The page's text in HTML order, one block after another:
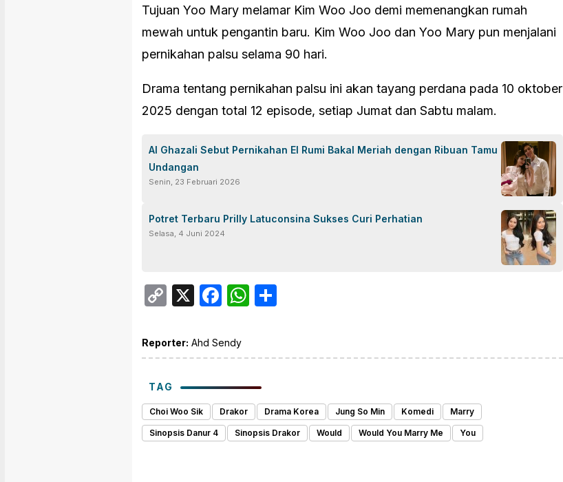
Tujuan Yoo Mary melamar Kim Woo Joo demi memenangkan rumah
mewah untuk pengantin baru. Kim Woo Joo dan Yoo Mary pun menjalani
pernikahan palsu selama 90 hari.
Drama tentang pernikahan palsu ini akan tayang perdana pada 10 oktober
2025 dengan total 12 episode, setiap Jumat dan Sabtu malam.
Al Ghazali Sebut Pernikahan El Rumi Bakal Meriah dengan Ribuan Tamu
Undangan
Senin, 23 Februari 2026
Potret Terbaru Prilly Latuconsina Sukses Curi Perhatian
Selasa, 4 Juni 2024
Copy
X Facebook
WhatsApp
Reporter: Ahd Sendy
TAG
Choi Woo Sik Drakor Drama Korea Jung So Min Komedi Marry
Sinopsis Danur 4 Sinopsis Drakor Would Would You Marry Me You